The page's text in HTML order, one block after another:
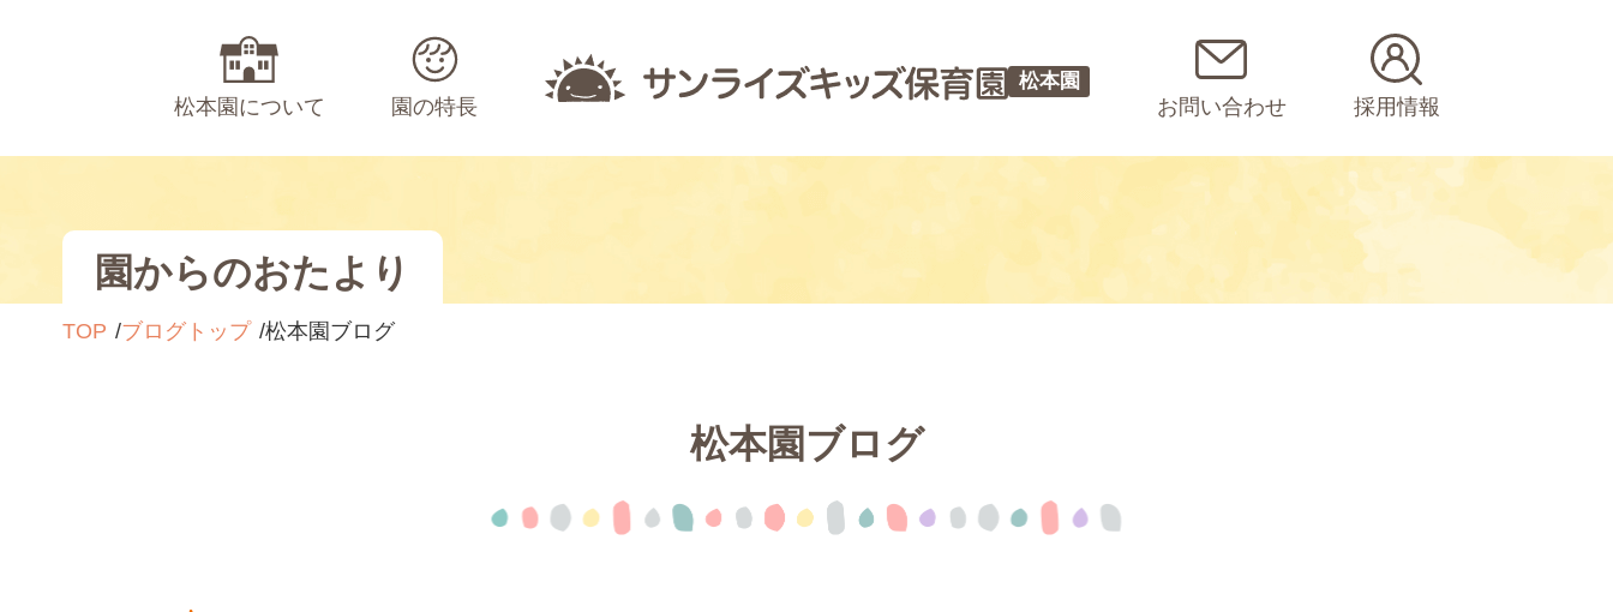
松本園について 園の特長
松本園
お問い合わせ 採用情報
園からのおたより
TOP ブログトップ 松本園ブログ
松本園ブログ